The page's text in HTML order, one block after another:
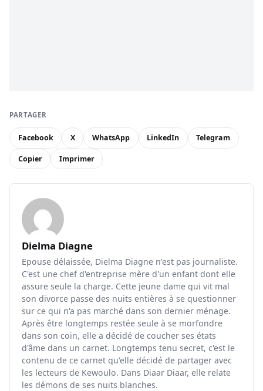
PARTAGER
Facebook X WhatsApp LinkedIn Telegram
Copier Imprimer
Dielma Diagne
Epouse délaissée, Dielma Diagne n'est pas journaliste.
C'est une chef d'entreprise mère d'un enfant dont elle
assure seule la charge. Cette jeune dame qui vit mal
son divorce passe des nuits entières à se questionner
sur ce qui n'a pas marché dans son dernier ménage.
Après être longtemps restée seule à se morfondre
dans son coin, elle a décidé de coucher ses états
d'âme dans un carnet. Longtemps tenu secret, c'est le
contenu de ce carnet qu'elle décidé de partager avec
les lecteurs de Kewoulo. Dans Diaar Diaar, elle relate
les démons de ses nuits blanches.